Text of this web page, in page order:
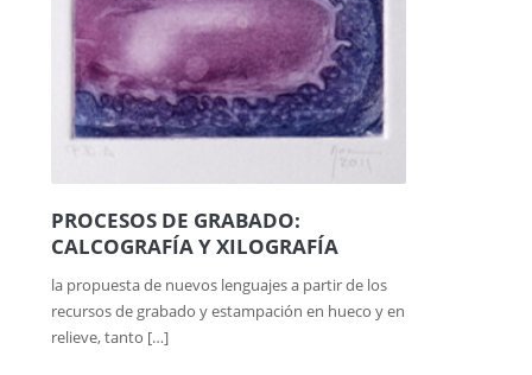
PROCESOS DE GRABADO:
CALCOGRAFÍA Y XILOGRAFÍA
la propuesta de nuevos lenguajes a partir de los
recursos de grabado y estampación en hueco y en
relieve, tanto […]